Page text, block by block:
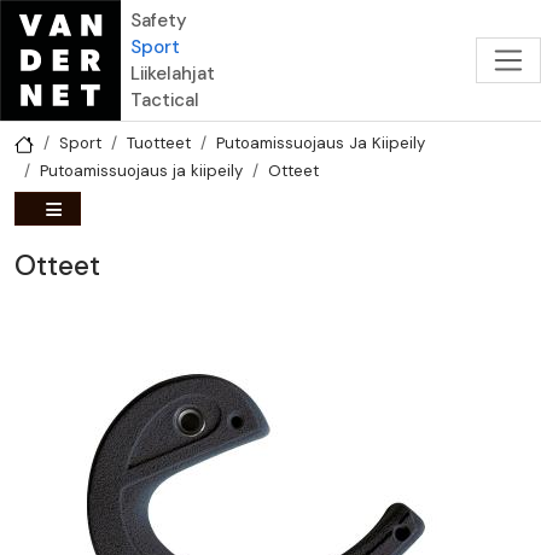
Hyppää pääsisältöön
Safety
Sport
Liikelahjat
Tactical
Sport Tuotteet
Putoamissuojaus Ja Kiipeily
Putoamissuojaus ja kiipeily
Otteet
Otteet